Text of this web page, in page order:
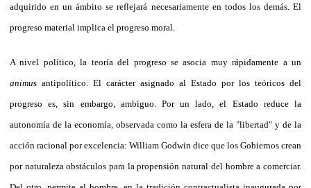
adquirido en un ámbito se reflejará necesariamente en todos los demás. El
progreso material implica el progreso moral.
A nivel político, la teoría del progreso se asocia muy rápidamente a un
animus antipolítico. El carácter asignado al Estado por los teóricos del
progreso es, sin embargo, ambiguo. Por un lado, el Estado reduce la
autonomía de la economía, observada como la esfera de la "libertad" y de la
acción racional por excelencia: William Godwin dice que los Gobiernos crean
por naturaleza obstáculos para la propensión natural del hombre a comerciar.